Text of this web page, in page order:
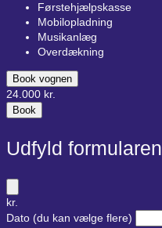
Førstehjælpskasse
Mobilopladning
Musikanlæg
Overdækning
Book vognen
24.000 kr.
Book
Udfyld formularen
kr.
Dato (du kan vælge flere)